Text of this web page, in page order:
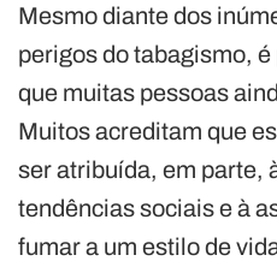
Mesmo diante dos
perigos do tabagismo,
que muitas pessoas
Muitos acreditam que
ser atribuída, em parte,
tendências sociais e à
fumar a um estilo de